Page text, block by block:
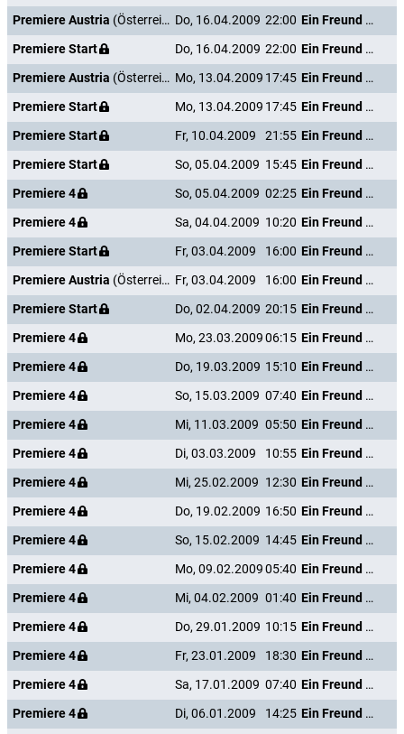
Premiere Austria (Österreich) Do, 16.04.2009 22:00
Ein Freund von mir
Premiere Start
Do, 16.04.2009 22:00
Ein Freund von mir
Premiere Austria (Österreich) Mo, 13.04.2009 17:45
Ein Freund von mir
Premiere Start
Mo, 13.04.2009 17:45
Ein Freund von mir
Premiere Start
Fr, 10.04.2009 21:55
Ein Freund von mir
Premiere Start
So, 05.04.2009 15:45
Ein Freund von mir
Premiere 4
So, 05.04.2009 02:25
Ein Freund von mir
Premiere 4
Sa, 04.04.2009 10:20
Ein Freund von mir
Premiere Start
Fr, 03.04.2009 16:00
Ein Freund von mir
Premiere Austria (Österreich) Fr, 03.04.2009 16:00
Ein Freund von mir
Premiere Start
Do, 02.04.2009 20:15
Ein Freund von mir
Premiere 4
Mo, 23.03.200906:15
Ein Freund von mir
Premiere 4
Do, 19.03.2009 15:10
Ein Freund von mir
Premiere 4
So, 15.03.2009 07:40
Ein Freund von mir
Premiere 4
Mi, 11.03.2009 05:50
Ein Freund von mir
Premiere 4
Di, 03.03.2009 10:55
Ein Freund von mir
Premiere 4
Mi, 25.02.2009 12:30
Ein Freund von mir
Premiere 4
Do, 19.02.2009 16:50
Ein Freund von mir
Premiere 4
So, 15.02.2009 14:45
Ein Freund von mir
Premiere 4
Mo, 09.02.200905:40
Ein Freund von mir
Premiere 4
Mi, 04.02.2009 01:40
Ein Freund von mir
Premiere 4
Do, 29.01.2009 10:15
Ein Freund von mir
Premiere 4
Fr, 23.01.2009 18:30
Ein Freund von mir
Premiere 4
Sa, 17.01.2009 07:40
Ein Freund von mir
Premiere 4
Di, 06.01.2009 14:25
Ein Freund von mir